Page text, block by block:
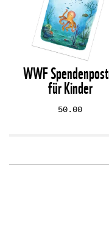
WWF
für Kinder
50.00